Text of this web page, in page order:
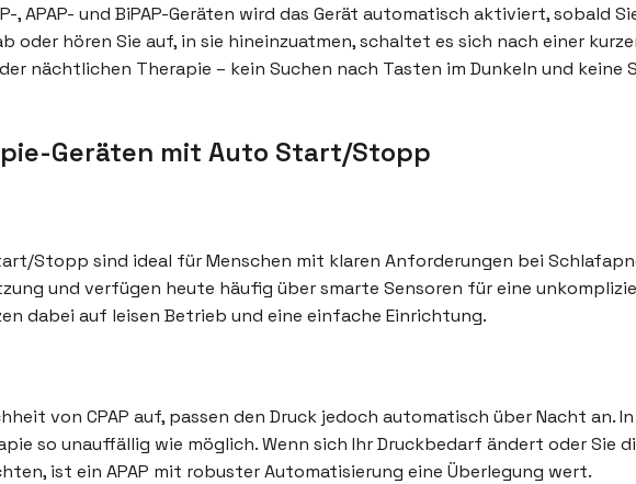
, APAP- und BiPAP-Geräten wird das Gerät automatisch aktiviert, sobald
oder hören Sie auf, in sie hineinzuatmen, schaltet es sich nach einer
nächtlichen Therapie – kein Suchen nach Tasten im Dunkeln und keine
Geräten mit Auto Start/Stopp
Stopp sind ideal für Menschen mit klaren Anforderungen bei
und verfügen heute häufig über smarte Sensoren für eine
dabei auf leisen Betrieb und eine einfache Einrichtung.
von CPAP auf, passen den Druck jedoch automatisch über Nacht an.
so unauffällig wie möglich. Wenn sich Ihr Druckbedarf ändert oder Sie
ist ein APAP mit robuster Automatisierung eine Überlegung wert.